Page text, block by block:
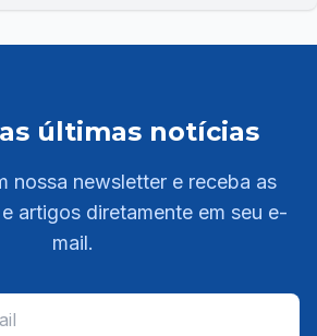
últimas notícias
nossa newsletter e receba as
artigos diretamente em seu e-
mail.